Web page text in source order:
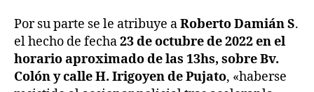
Por su parte se le atribuye aRoberto Damián S.
el hecho de fecha23 de octubre de 2022 en el
horario aproximado de las 13hs, sobre Bv.
Colón y calle H. Irigoyen de Pujato, «haberse